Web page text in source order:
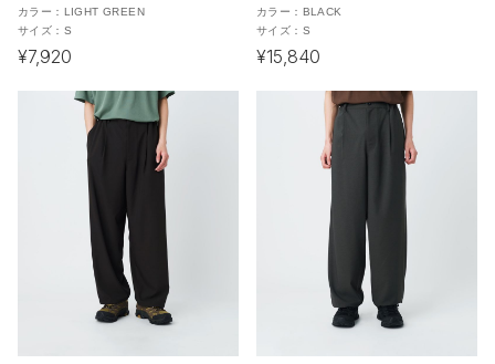
カラー： LIGHT GREEN
サイズ： S
¥7,920
カラー： BLACK
サイズ： S
¥15,840